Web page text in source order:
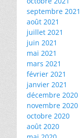
septembre 2021
août 2021
juillet 2021
juin 2021
mai 2021
mars 2021
février 2021
janvier 2021
décembre 2020
novembre 2020
octobre 2020
août 2020